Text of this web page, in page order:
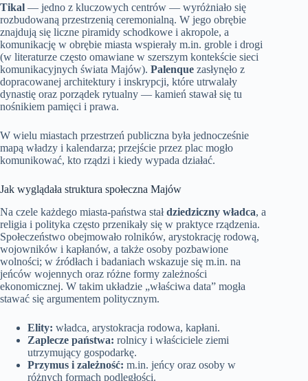
Tikal — jedno z kluczowych centrów — wyróżniało się
rozbudowaną przestrzenią ceremonialną. W jego obrębie
znajdują się liczne piramidy schodkowe i akropole, a
komunikację w obrębie miasta wspierały m.in. groble i drogi
(w literaturze często omawiane w szerszym kontekście sieci
komunikacyjnych świata Majów). Palenque zasłynęło z
dopracowanej architektury i inskrypcji, które utrwalały
dynastię oraz porządek rytualny — kamień stawał się tu
nośnikiem pamięci i prawa.
W wielu miastach przestrzeń publiczna była jednocześnie
mapą władzy i kalendarza; przejście przez plac mogło
komunikować, kto rządzi i kiedy wypada działać.
Jak wyglądała struktura społeczna Majów
Na czele każdego miasta-państwa stałdziedziczny władca, a
religia i polityka często przenikały się w praktyce rządzenia.
Społeczeństwo obejmowało rolników, arystokrację rodową,
wojowników i kapłanów, a także osoby pozbawione
wolności; w źródłach i badaniach wskazuje się m.in. na
jeńców wojennych oraz różne formy zależności
ekonomicznej. W takim układzie „właściwa data” mogła
stawać się argumentem politycznym.
Elity: władca, arystokracja rodowa, kapłani.
Zaplecze państwa: rolnicy i właściciele ziemi
utrzymujący gospodarkę.
Przymus i zależność: m.in. jeńcy oraz osoby w
różnych formach podległości.